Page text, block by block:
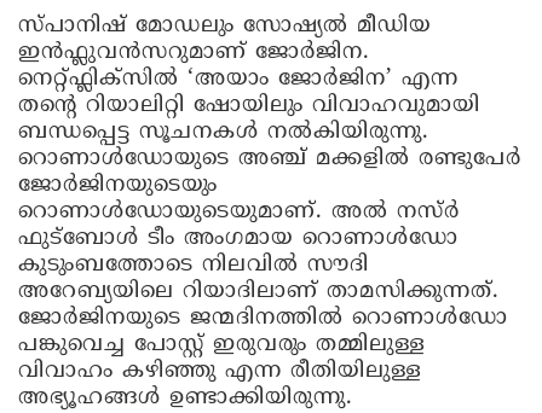
സ്പാനിഷ് മോഡലും സോഷ്യൽ മീഡിയ
ഇൻഫ്ലുവൻസറുമാണ് ജോർജിന.
നെറ്റ്ഫ്ലിക്സിൽ ‘അയാം ജോർജിന’ എന്ന
തന്‍റെ റിയാലിറ്റി ഷോയിലും വിവാഹവുമായി
ബന്ധപ്പെട്ട സൂചനകൾ നൽകിയിരുന്നു.
റൊണാൾഡോയുടെ അഞ്ച് മക്കളിൽ രണ്ടുപേർ
ജോർജിനയുടെയും
റൊണാൾഡോയുടെയുമാണ്. അ​ൽ ന​സ്ർ
ഫുട്ബോൾ ടീം അംഗമായ റൊണാൾഡോ
കുടുംബത്തോടെ നിലവിൽ സൗദി
അറേബ്യയിലെ റിയാദിലാണ് താമസിക്കുന്നത്.
ജോർജിനയുടെ ജന്മദിനത്തിൽ റൊണാൾഡോ
പങ്കുവെച്ച പോസ്റ്റ് ഇരുവരും തമ്മിലുള്ള
വിവാഹം കഴിഞ്ഞു എന്ന രീതിയിലുള്ള
അഭ്യൂഹങ്ങൾ ഉണ്ടാക്കിയിരുന്നു.